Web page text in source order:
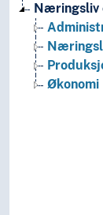
Næringsliv
Økonomi